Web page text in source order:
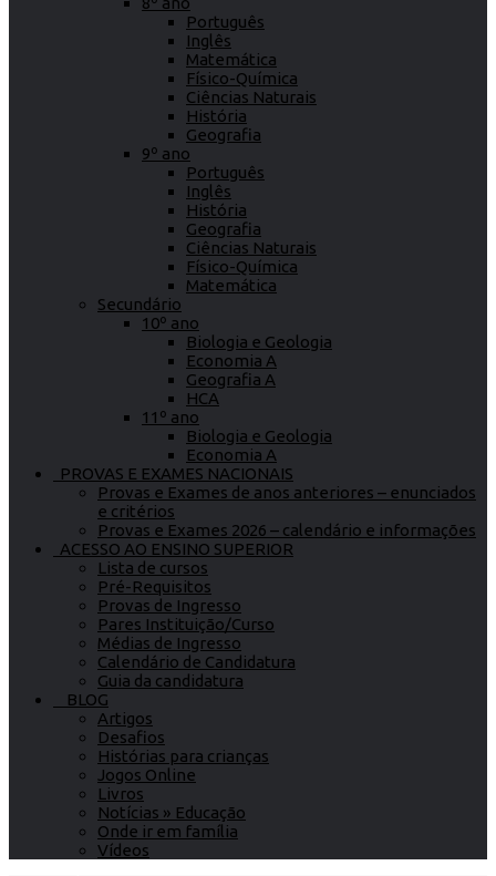
Português
Inglês
Matemática
Físico-Química
Ciências Naturais
História
Geografia
9º ano
Português
Inglês
História
Geografia
Ciências Naturais
Físico-Química
Matemática
Secundário
10º ano
Biologia e Geologia
Economia A
Geografia A
HCA
11º ano
Biologia e Geologia
Economia A
PROVAS E EXAMES NACIONAIS
Provas e Exames de anos anteriores – enunciados
e critérios
Provas e Exames 2026 – calendário e informações
ACESSO AO ENSINO SUPERIOR
Lista de cursos
Pré-Requisitos
Provas de Ingresso
Pares Instituição/Curso
Médias de Ingresso
Calendário de Candidatura
Guia da candidatura
BLOG
Artigos
Desafios
Histórias para crianças
Jogos Online
Livros
Notícias » Educação
Onde ir em família
Vídeos